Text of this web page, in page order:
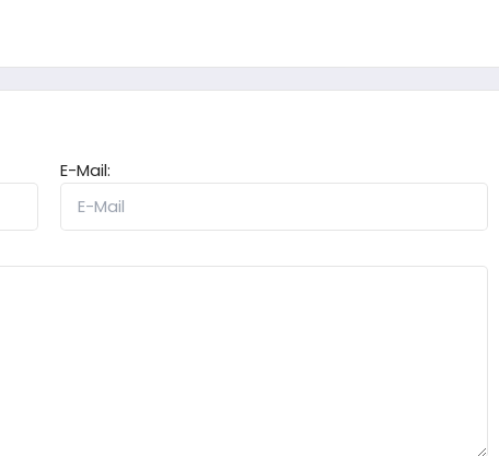
E-Mail: